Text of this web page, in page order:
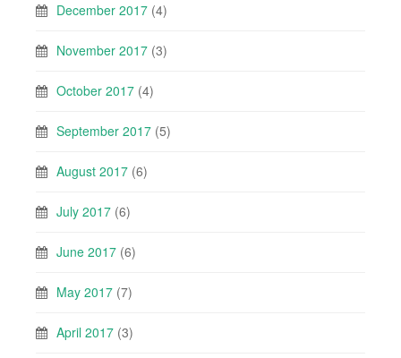
December 2017 (4)
November 2017 (3)
October 2017 (4)
September 2017 (5)
August 2017 (6)
July 2017 (6)
June 2017 (6)
May 2017 (7)
April 2017 (3)